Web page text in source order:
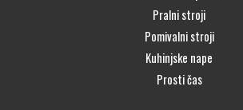
Pralni stroji
Pomivalni stroji
Kuhinjske nape
Prosti čas